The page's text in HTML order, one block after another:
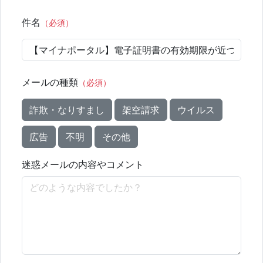
件名 （必須）
メールの種類 （必須）
詐欺・なりすまし 架空請求 ウイルス
広告 不明 その他
迷惑メールの内容やコメント